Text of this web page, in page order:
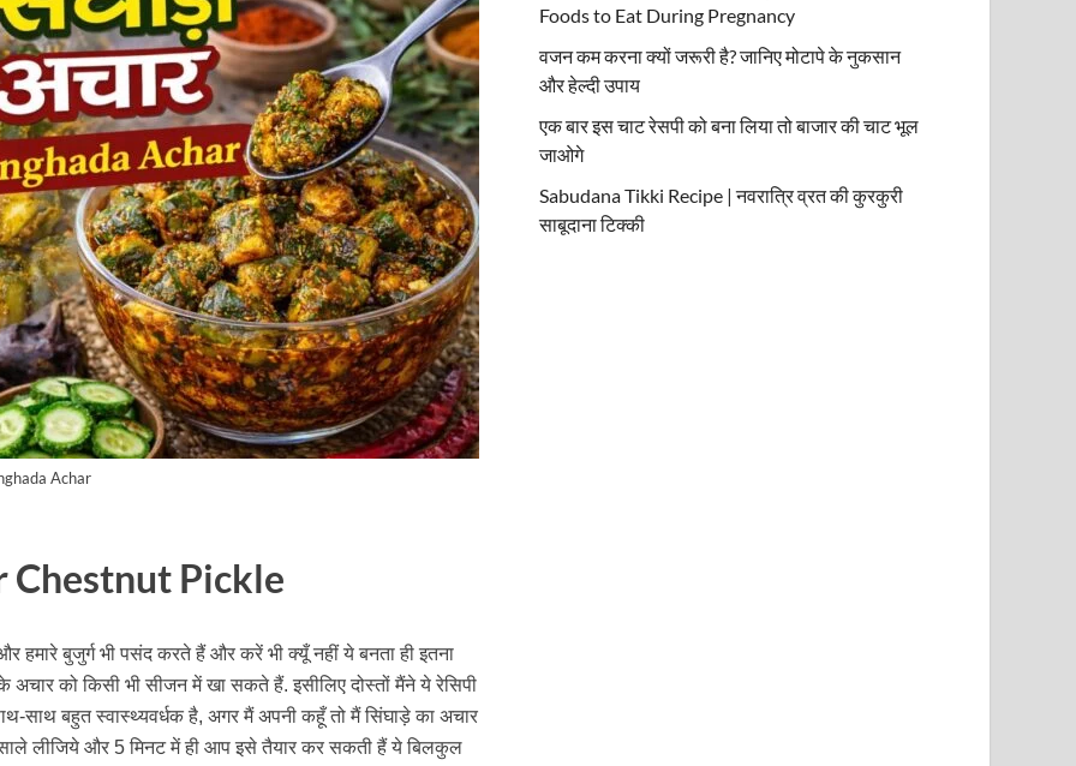
Achar
Chestnut Pickle
हमारे बुजुर्ग भी पसंद करते हैं और करें भी क्यूँ नहीं ये बनता ही इतना
अचार को किसी भी सीजन में खा सकते हैं. इसीलिए दोस्तों मैंने ये रेसिपी
साथ बहुत स्वास्थ्यवर्धक है, अगर मैं अपनी कहूँ तो मैं सिंघाड़े का अचार
लीजिये और 5 मिनट में ही आप इसे तैयार कर सकती हैं ये बिलकुल
Foods to Eat During Pregnancy
वजन कम करना क्यों जरूरी है? जानिए मोटापे के नुकसान
और हेल्दी उपाय
एक बार इस चाट रेसपी को बना लिया तो बाजार की चाट भूल
जाओगे
Sabudana Tikki Recipe | नवरात्रि व्रत की कुरकुरी
साबूदाना टिक्की